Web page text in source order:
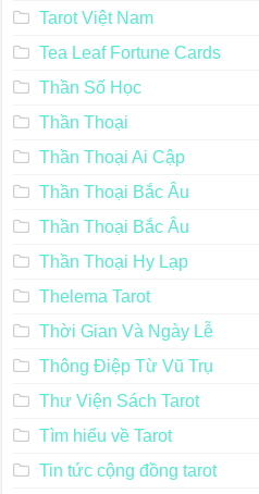
Tarot Việt Nam
Tea Leaf Fortune Cards
Thần Số Học
Thần Thoại
Thần Thoại Ai Cập
Thần Thoại Bắc Âu
Thần Thoại Bắc Âu
Thần Thoại Hy Lạp
Thelema Tarot
Thời Gian Và Ngày Lễ
Thông Điệp Từ Vũ Trụ
Thư Viện Sách Tarot
Tìm hiểu về Tarot
Tin tức cộng đồng tarot